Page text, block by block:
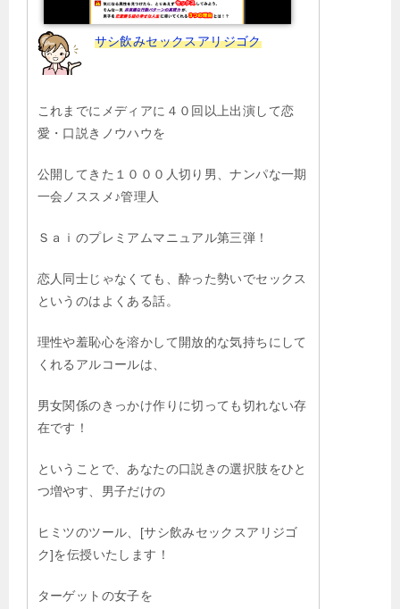
サシ飲みセックスアリジゴク
これまでにメディアに４０回以上出演して恋
愛・口説きノウハウを
公開してきた１０００人切り男、ナンパな一期
一会ノススメ♪管理人
Ｓａｉのプレミアムマニュアル第三弾！
恋人同士じゃなくても、酔った勢いでセックス
というのはよくある話。
理性や羞恥心を溶かして開放的な気持ちにして
くれるアルコールは、
男女関係のきっかけ作りに切っても切れない存
在です！
ということで、あなたの口説きの選択肢をひと
つ増やす、男子だけの
ヒミツのツール、[サシ飲みセックスアリジゴ
ク]を伝授いたします！
ターゲットの女子を